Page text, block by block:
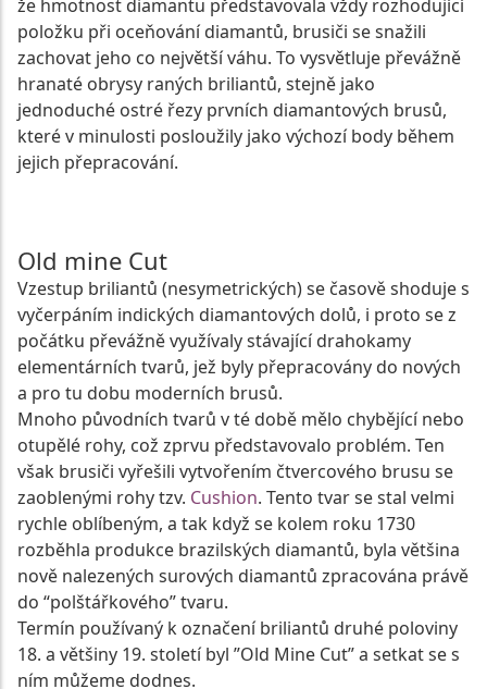
že hmotnost diamantu představovala vždy rozhodující
položku při oceňování diamantů, brusiči se snažili
zachovat jeho co největší váhu. To vysvětluje převážně
hranaté obrysy raných briliantů, stejně jako
jednoduché ostré řezy prvních diamantových brusů,
které v minulosti posloužily jako výchozí body během
jejich přepracování.
Old mine Cut
Vzestup briliantů (nesymetrických) se časově shoduje s
vyčerpáním indických diamantových dolů, i proto se z
počátku převážně využívaly stávající drahokamy
elementárních tvarů, jež byly přepracovány do nových
a pro tu dobu moderních brusů.
Mnoho původních tvarů v té době mělo chybějící nebo
otupělé rohy, což zprvu představovalo problém. Ten
však brusiči vyřešili vytvořením čtvercového brusu se
zaoblenými rohy tzv. Cushion. Tento tvar se stal velmi
rychle oblíbeným, a tak když se kolem roku 1730
rozběhla produkce brazilských diamantů, byla většina
nově nalezených surových diamantů zpracována právě
do “polštářkového” tvaru.
Termín používaný k označení briliantů druhé poloviny
18. a většiny 19. století byl ”Old Mine Cut” a setkat se s
ním můžeme dodnes.